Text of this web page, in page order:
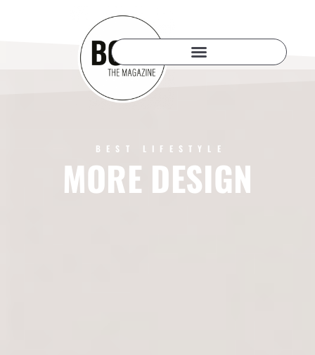
BEST LIFESTYLE
MORE DESIGN